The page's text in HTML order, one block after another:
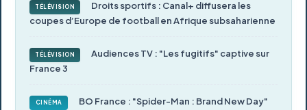
TÉLÉVISION
Droits sportifs : Canal+ diffusera les
coupes d’Europe de football en Afrique subsaharienne
TÉLÉVISION
Audiences TV : "Les fugitifs" captive sur
France 3
CINÉMA
BO France : "Spider-Man : Brand New Day"